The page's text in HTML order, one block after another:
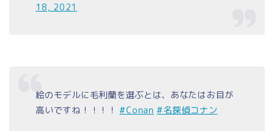
18, 2021
絵のモデルに毛利蘭を選ぶとは、あなたはお目が
高いですね！！！！#Conan #名探偵コナン